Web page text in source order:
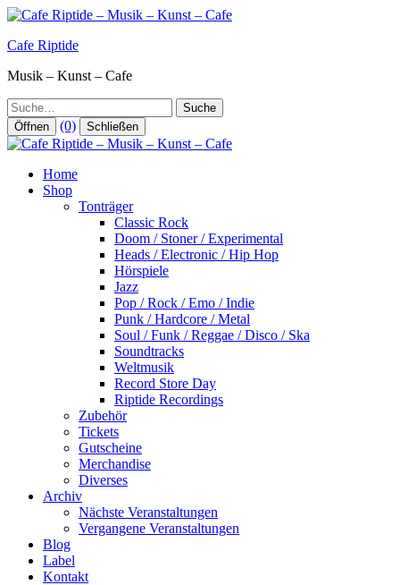
Zum
springen
Cafe Riptide
Musik – Kunst – Cafe
Suche
Öffnen (0) Schließen
Home
Shop
Tonträger
Classic Rock
Doom / Stoner / Experimental
Heads / Electronic / Hip Hop
Hörspiele
Jazz
Pop / Rock / Emo / Indie
Punk / Hardcore / Metal
Soul / Funk / Reggae / Disco / Ska
Soundtracks
Weltmusik
Record Store Day
Riptide Recordings
Zubehör
Tickets
Gutscheine
Merchandise
Diverses
Archiv
Nächste Veranstaltungen
Vergangene Veranstaltungen
Blog
Label
Kontakt